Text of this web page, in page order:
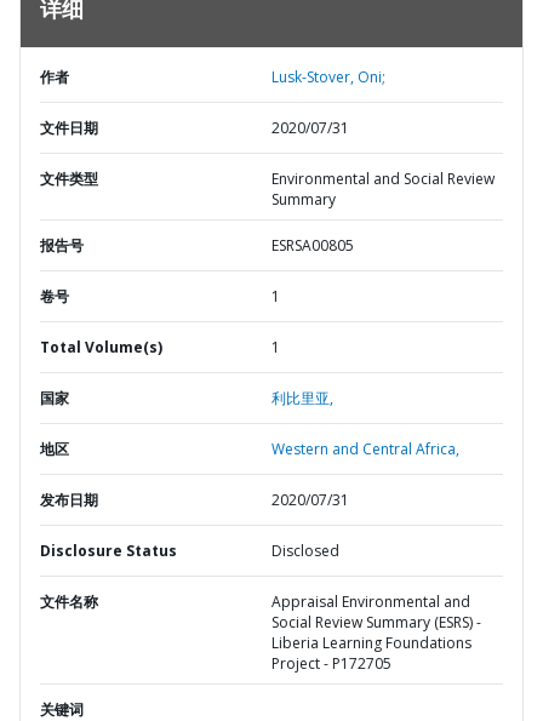
详细
作者 Lusk-Stover, Oni;
文件日期 2020/07/31
文件类型
Environmental and Social Review
Summary
报告号 ESRSA00805
卷号 1
Total Volume(s) 1
国家 利比里亚,
地区 Western and Central Africa,
发布日期 2020/07/31
Disclosure Status Disclosed
文件名称
Appraisal Environmental and
Social Review Summary (ESRS) -
Liberia Learning Foundations
Project - P172705
关键词